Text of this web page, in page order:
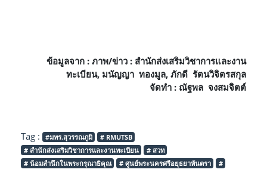
ข้อมูลจาก : ภาพ/ข่าว : สำนักส่งเสริมวิชาการและงาน
ทะเบียน, มนัญญา ทองมูล, ภักดี รัตนวิจิตรสกุล
จัดทำ : ณัฐพล จงสมจิตต์
Tag : #มทร.สุวรรณภูมิ
# RMUTSB
# สำนักส่งเสริมวิชาการและงานทะเบียน
# สวท
# น้อมสำนึกในพระกรุณาธิคุณ
# ศูนย์พระนครศรีอยุธยาหันตรา #